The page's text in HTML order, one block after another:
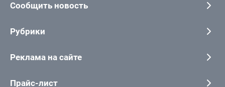
Сообщить новость
Рубрики
Реклама на сайте
Прайс-лист